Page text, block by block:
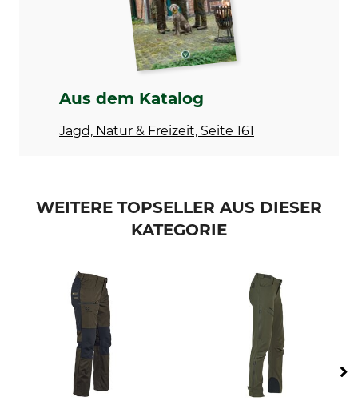
35% Baumwolle
Waschen
40 °C Buntwäsche
Bleichen
Nicht bleichen
Trocknen
Schonende Trocknung bis
60 °C
Eigenschaften
Beinabschluss regulierbar
Biologischer Anbau
Konfektionsgröße
Aus dem Katalog
Jagd, Natur & Freizeit, Seite 161
WEITERE TOPSELLER AUS DIESER
KATEGORIE